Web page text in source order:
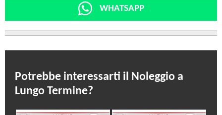
WHATSAPP
Potrebbe interessarti il Noleggio a
Lungo Termine?